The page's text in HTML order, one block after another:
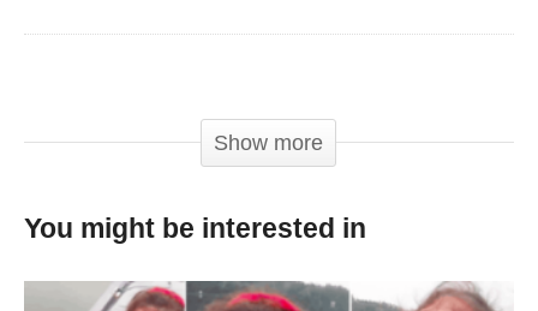
Show more
You might be interested in